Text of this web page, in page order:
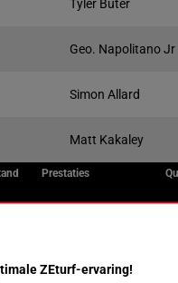
Tyler Buter
Geo. Napolitano Jr
Simon Allard
Matt Kakaley
Prestaties
ZEturf-ervaring!